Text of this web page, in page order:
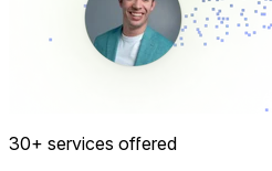
30+ services offered